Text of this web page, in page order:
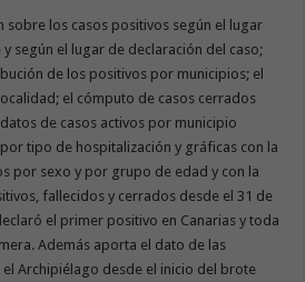
sobre los casos positivos según el lugar
según el lugar de declaración del caso;
de los positivos por municipios; el
el cómputo de casos cerrados
de casos activos por municipio
tipo de hospitalización y gráficas con la
por sexo y por grupo de edad y con la
fallecidos y cerrados desde el 31 de
el primer positivo en Canarias y toda
Además aporta el dato de las
el Archipiélago desde el inicio del brote